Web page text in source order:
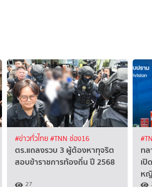
#ข่าวทั่วไทย#TNN ช่อง16
ตร.แถลงรวบ 3 ผู้ต้องหาทุจริต
สอบข้าราชการท้องถิ่น ปี 2568
27
ท
เ
ห